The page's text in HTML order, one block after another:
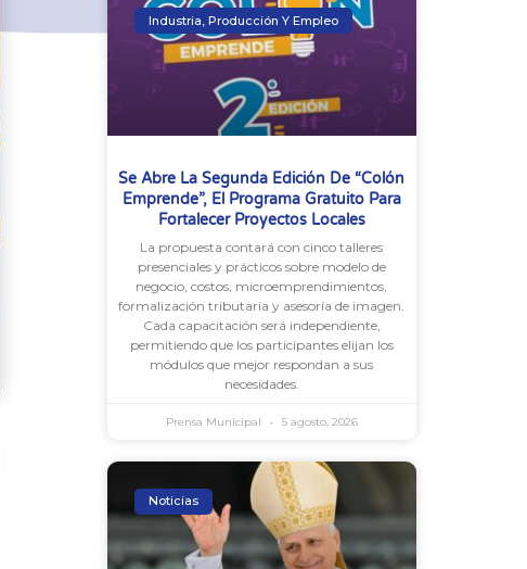
Industria, Producción Y Empleo
Se Abre La Segunda Edición De “Colón
Emprende”, El Programa Gratuito Para
Fortalecer Proyectos Locales
La propuesta contará con cinco talleres
presenciales y prácticos sobre modelo de
negocio, costos, microemprendimientos,
formalización tributaria y asesoría de imagen.
Cada capacitación será independiente,
permitiendo que los participantes elijan los
módulos que mejor respondan a sus
necesidades.
Prensa Municipal 5 agosto, 2026
Noticias